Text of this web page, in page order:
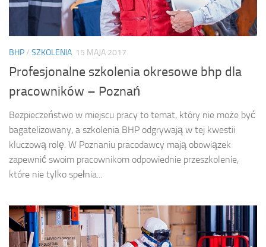
BHP/ SZKOLENIA 15 MAJA 2017
Profesjonalne szkolenia okresowe bhp dla
pracowników – Poznań
Bezpieczeństwo w miejscu pracy to temat, który nie może być
bagatelizowany, a szkolenia BHP odgrywają w tej kwestii
kluczową rolę. W Poznaniu pracodawcy mają obowiązek
zapewnić swoim pracownikom odpowiednie przeszkolenie,
które nie tylko spełnia...